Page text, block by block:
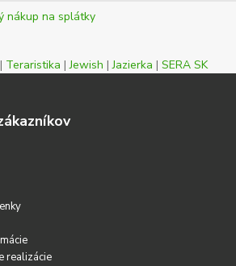
| Teraristika |Jewish |Jazierka | SERA SK
realizácie